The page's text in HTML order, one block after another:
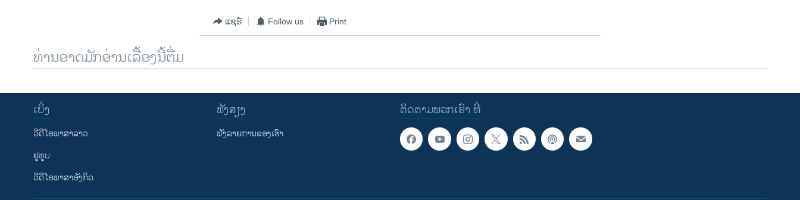
ແຊຣ໌ Follow us Print
ທ່ານອາດມັກອ່ານເລື້ອງນີ້ຕື່ມ
ຕິດຕາມພວກເຮົາ ທີ່
ເບິ່ງ
ວີດີໂອພາສາລາວ
ຢູທູບ
ວີດີໂອພາສາອັງກິດ
ຟັງສຽງ
ຟັງລາຍການຂອງເຮົາ